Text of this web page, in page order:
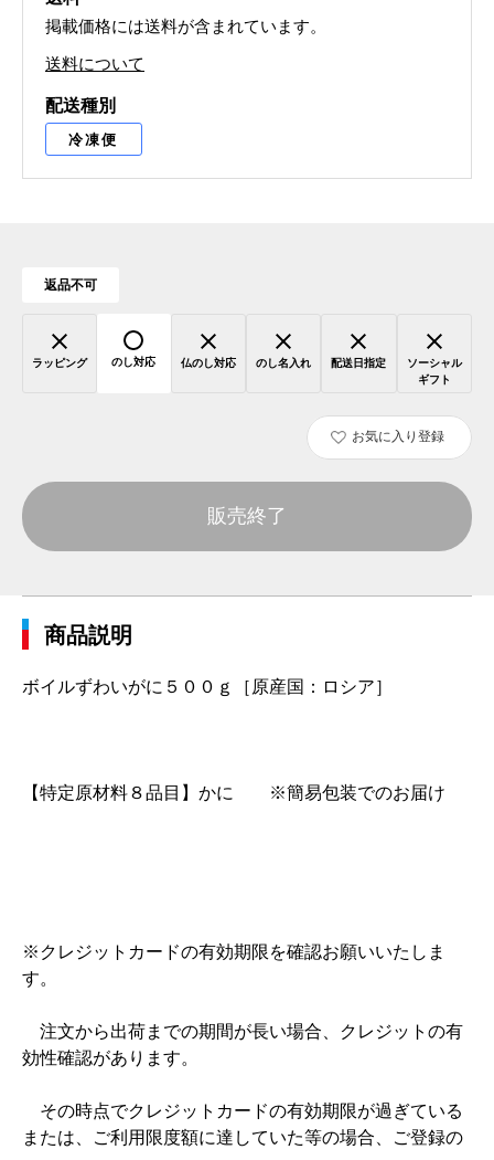
掲載価格には送料が含まれています。
送料について
配送種別
冷凍便
返品不可
ラッピング のし対応 仏のし対応 のし名入れ 配送日指定
ソーシャル
ギフト
お気に入り登録
販売終了
商品説明
ボイルずわいがに５００ｇ［原産国：ロシア］
【特定原材料８品目】かに ※簡易包装でのお届け
※クレジットカードの有効期限を確認お願いいたしま
す。
注文から出荷までの期間が長い場合、クレジットの有
効性確認があります。
その時点でクレジットカードの有効期限が過ぎている
または、ご利用限度額に達していた等の場合、ご登録の